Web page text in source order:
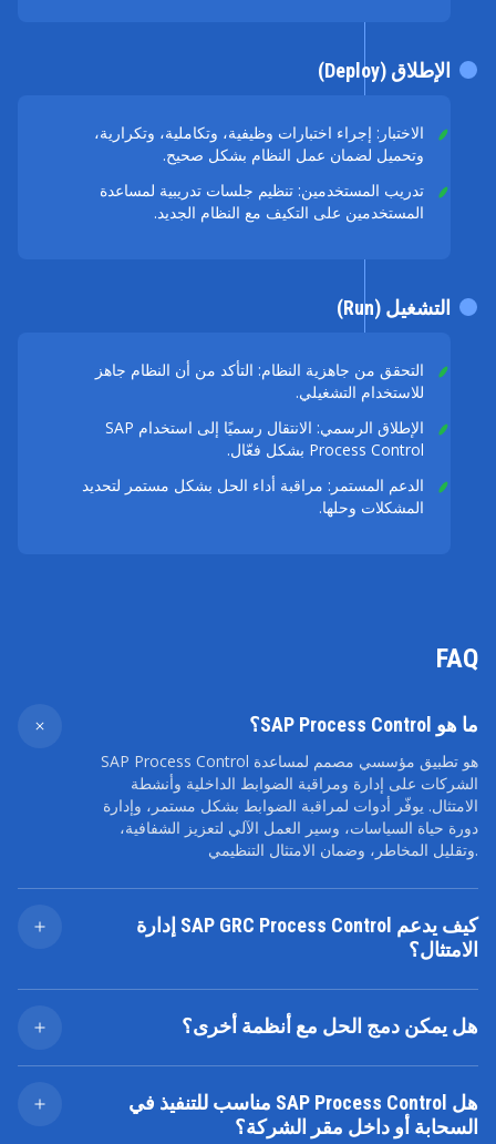
الاختبار: إجراء اختبارات وظيفية، وتكاملية، وتكرارية،
وتحميل لضمان عمل النظام بشكل صحيح.
تدريب المستخدمين: تنظيم جلسات تدريبية لمساعدة
المستخدمين على التكيف مع النظام الجديد.
الإطلاق (Deploy)
التحقق من جاهزية النظام: التأكد من أن النظام جاهز
للاستخدام التشغيلي.
الإطلاق الرسمي: الانتقال رسميًا إلى استخدام SAP
Process Control بشكل فعّال.
الدعم المستمر: مراقبة أداء الحل بشكل مستمر لتحديد
المشكلات وحلها.
التشغيل (Run)
FAQ
ما هو SAP Process Control؟
SAP Process Control هو تطبيق مؤسسي مصمم لمساعدة
الشركات على إدارة ومراقبة الضوابط الداخلية وأنشطة
الامتثال. يوفّر أدوات لمراقبة الضوابط بشكل مستمر، وإدارة
دورة حياة السياسات، وسير العمل الآلي لتعزيز الشفافية،
وتقليل المخاطر، وضمان الامتثال التنظيمي.
كيف يدعم SAP GRC Process Control إدارة
الامتثال؟
يتيح لك الحل تعريف الضوابط وتقييمها ومراقبتها على مستوى
المؤسسة. ويدعم الامتثال لمجموعة متنوعة من اللوائح — من
الضوابط المالية وضوابط تقنية المعلومات إلى قوانين مكافحة
هل يمكن دمج الحل مع أنظمة أخرى؟
نعم. يتكامل SAP Process Control بسلاسة مع SAP
Management، بالإضافة إلى الأنظمة الخارجية عبر خدمات
الويب والموصلات. وهذا يسمح بتبادل البيانات في الوقت
هل SAP Process Control مناسب للتنفيذ في
السحابة أو داخل مقر الشركة؟